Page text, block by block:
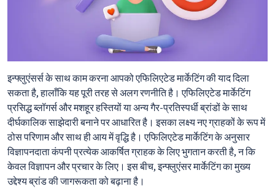
इन्फ्लुएंसर्स के साथ काम करना आपको एफिलिएटेड मार्केटिंग की याद दिला
सकता है, हालाँकि यह पूरी तरह से अलग रणनीति है। एफिलिएटेड मार्केटिंग
प्रसिद्ध ब्लॉगर्स और मशहूर हस्तियों या अन्य गैर-प्रतिस्पर्धी ब्रांडों के साथ
दीर्घकालिक साझेदारी बनाने पर आधारित है। इसका लक्ष्य नए ग्राहकों के रूप में
ठोस परिणाम और साथ ही आय में वृद्धि है। एफिलिएटेड मार्केटिंग के अनुसार
विज्ञापनदाता कंपनी प्रत्येक आकर्षित ग्राहक के लिए भुगतान करती है, न कि
केवल विज्ञापन और प्रचार के लिए। इस बीच, इन्फ्लुएंसर मार्केटिंग का मुख्य
उद्देश्य ब्रांड की जागरूकता को बढ़ाना है।